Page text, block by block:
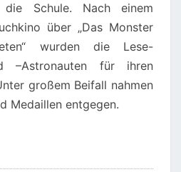
die Schule. Nach einem
über „Das Monster
wurden die Lese-
–Astronauten für ihren
großem Beifall nahmen
Medaillen entgegen.